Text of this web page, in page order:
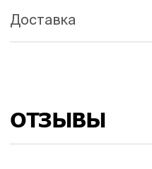
Доставка
ОТЗЫВЫ